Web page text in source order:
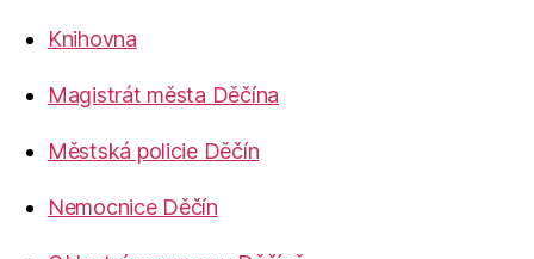
Knihovna
Magistrát města Děčína
Městská policie Děčín
Nemocnice Děčín